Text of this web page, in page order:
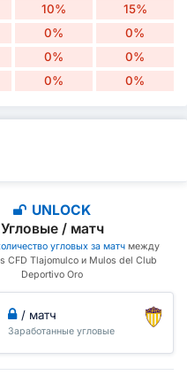
10% 15%
0% 0%
0% 0%
0% 0%
UNLOCK
Угловые / матч
угловых за матч между
CFD Tlajomulco и Mulos del Club
Deportivo Oro
/ матч
Заработанные угловые